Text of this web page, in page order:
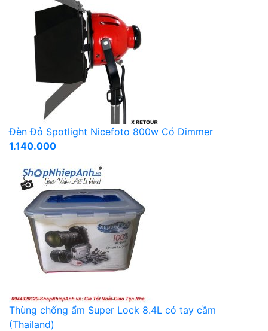
Đèn Đỏ Spotlight Nicefoto 800w Có Dimmer
1.140.000
Thùng chống ẩm Super Lock 8.4L có tay cầm
(Thailand)